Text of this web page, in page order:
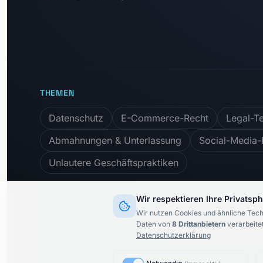
THEMEN
Datenschutz E-Commerce-Recht Legal-
Abmahnungen & Unterlassung
Social-Media-
Unlautere Geschäftspraktiken
Newsletter abonnieren:
Wir respektieren Ihre
Wir nutzen Cookies und ähnliche
Daten von 8 Drittanbietern
Datenschutzerklärung